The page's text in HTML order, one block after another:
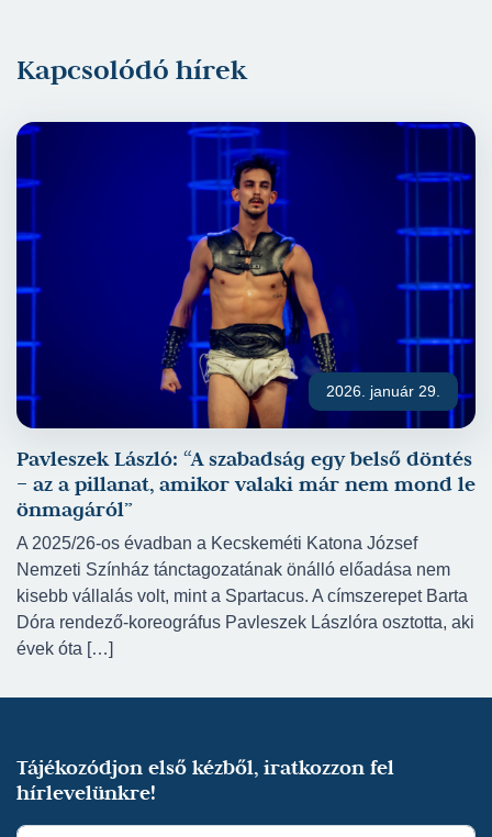
Díjak:
European Ballet Grand Prix: 2019 Dimploma,
Kapcsolódó hírek
2026. január 29.
Pavleszek László: “A szabadság egy belső döntés
– az a pillanat, amikor valaki már nem mond le
önmagáról”
A 2025/26-os évadban a Kecskeméti Katona József
Nemzeti Színház tánctagozatának önálló előadása nem
kisebb vállalás volt, mint a Spartacus. A címszerepet Barta
Dóra rendező-koreográfus Pavleszek Lászlóra osztotta, aki
évek óta […]
Tájékozódjon első kézből, iratkozzon fel
hírlevelünkre!